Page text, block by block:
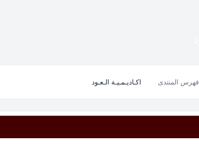
فهرس المنتدى اكـاديـمـيـة الـعـود